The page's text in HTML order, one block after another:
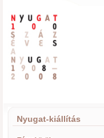
Nyugat-kiállítás